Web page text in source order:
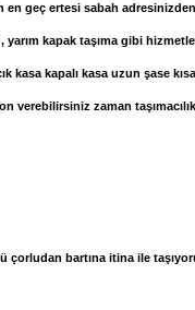
geç ertesi sabah adresinizden
yarım kapak taşıma gibi
kapalı kasa uzun şase kısa
verebilirsiniz zaman taşımacılık
çorludan bartına itina ile